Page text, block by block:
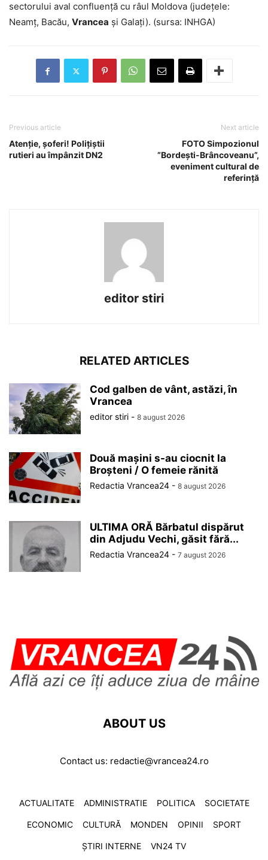
sectorului aval confluenţă cu râul Moldova (judeţele:
Neamţ, Bacău, Vrancea şi Galaţi). (sursa: INHGA)
Previous article
Atenție, șoferi! Polițiștii
rutieri au împânzit DN2
Next article
FOTO Simpozionul
”Bordești-Brâncoveanu”,
eveniment cultural de
referință
editor stiri
RELATED ARTICLES
Cod galben de vânt, astăzi, în
Vrancea
editor stiri - 8 august 2026
Două mașini s-au ciocnit la
Broșteni / O femeie rănită
Redactia Vrancea24 - 8 august 2026
ULTIMA ORĂ Bărbatul dispărut
din Adjudu Vechi, găsit fără...
Redactia Vrancea24 - 7 august 2026
ABOUT US
Contact us: redactie@vrancea24.ro
ACTUALITATE ADMINISTRATIE POLITICA SOCIETATE
ECONOMIC CULTURĂ MONDEN OPINII SPORT
ȘTIRI INTERNE VN24 TV